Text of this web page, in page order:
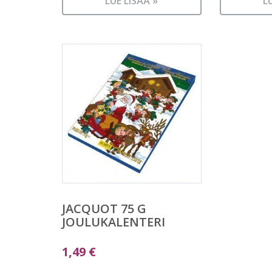
JACQUOT 75 G
JOULUKALENTERI
1,49 €